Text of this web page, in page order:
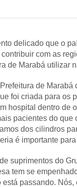
delicado que o
com as
de Marabá utilizar
de
foi criada para os
hospital dentro
pacientes do
dos cilindros
é importante
suprimentos do
tem se
passando.